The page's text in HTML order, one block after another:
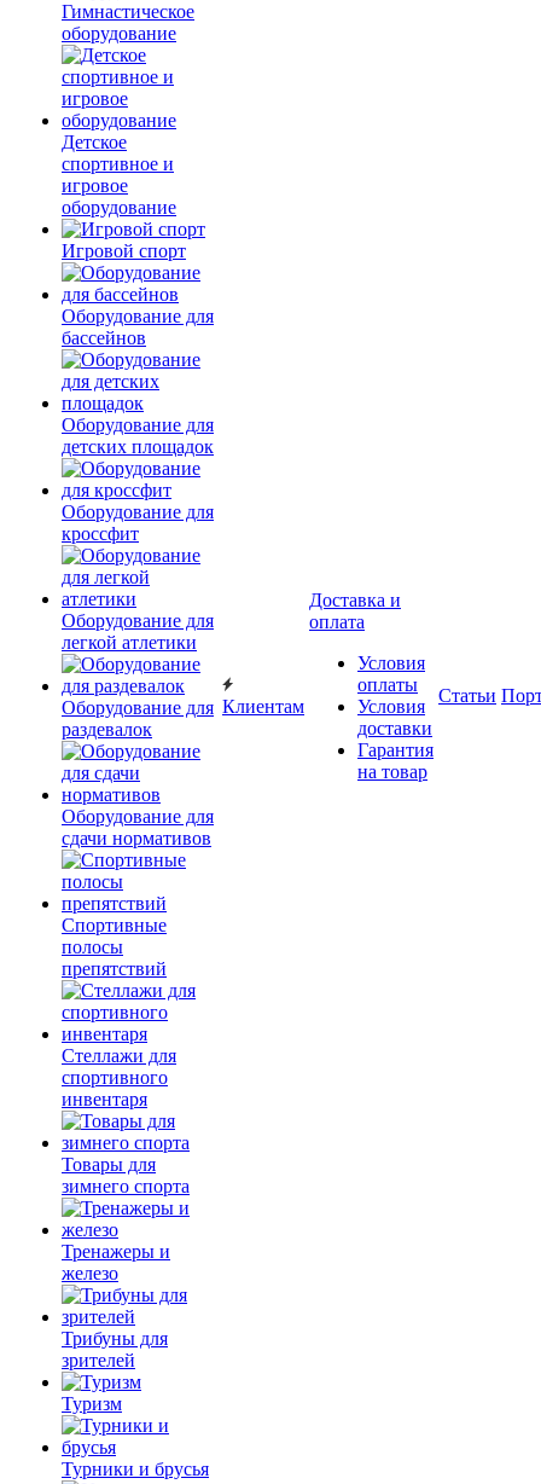
Гимнастическое
оборудование
Детское
спортивное и
игровое
оборудование
Игровой спорт
Оборудование для
бассейнов
Оборудование для
детских площадок
Оборудование для
кроссфит
Оборудование для
легкой атлетики
Оборудование для
раздевалок
Оборудование для
сдачи нормативов
Спортивные
полосы
препятствий
Стеллажи для
спортивного
инвентаря
Товары для
зимнего спорта
Тренажеры и
железо
Трибуны для
зрителей
Туризм
Турники и брусья
Клиентам
Доставка и
оплата
Условия
оплаты
Условия
доставки
Гарантия
на товар
Статьи